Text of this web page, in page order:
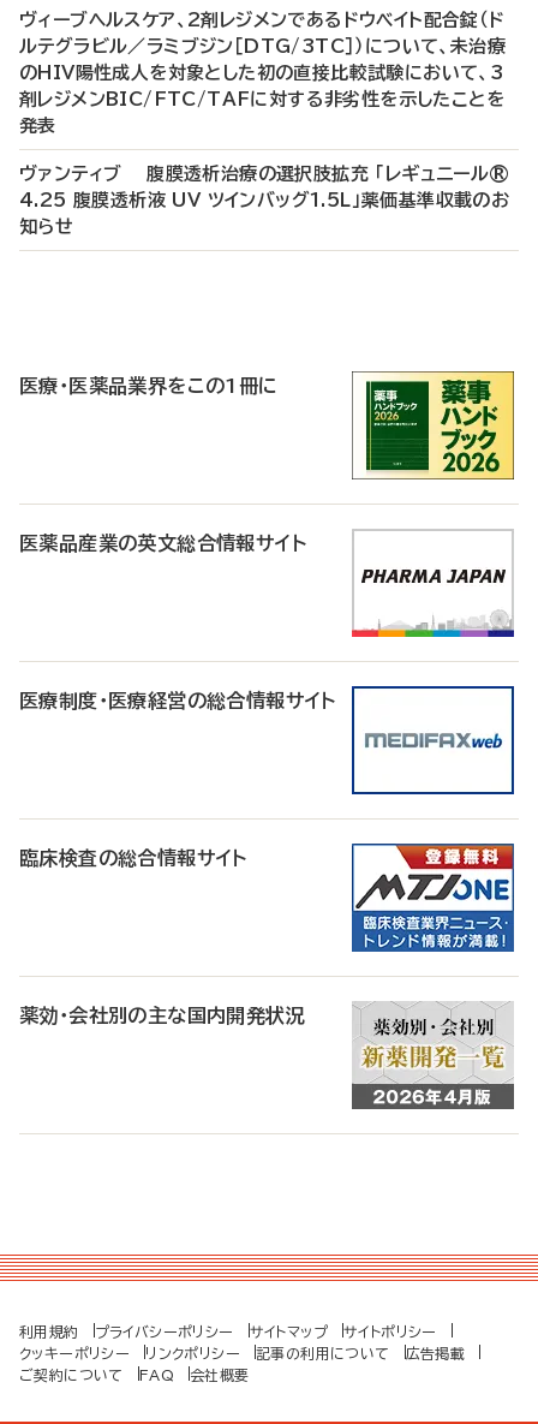
ヴィーブヘルスケア、2剤レジメンであるドウベイト配合錠（ド
ルテグラビル／ラミブジン［DTG/3TC］）について、未治療
のHIV陽性成人を対象とした初の直接比較試験において、3
剤レジメンBIC/FTC/TAFに対する非劣性を示したことを
発表
ヴァンティブ 腹膜透析治療の選択肢拡充 「レギュニール®
4.25 腹膜透析液 UV ツインバッグ1.5L」薬価基準収載のお
知らせ
医療・医薬品業界をこの1冊に
医薬品産業の英文総合情報サイト
医療制度・医療経営の総合情報サイト
臨床検査の総合情報サイト
薬効・会社別の主な国内開発状況
利用規約 プライバシーポリシー サイトマップ
サイトポリシー
クッキーポリシー
リンクポリシー 記事の利用について
広告掲載
ご契約について
FAQ 会社概要